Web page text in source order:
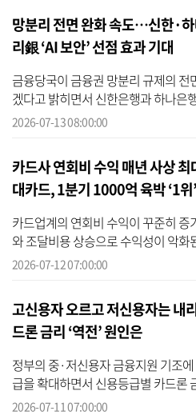
망분리 전면 완화 속도…신한·
리銀 ‘AI 보안’ 선점 효과 기대
금융당국이 금융권 망분리 규제의
겠다고 밝히면서 신한은행과 하나은
규제 완화 대상 금융사들이 인공지능
2026-07-13 08:00:00
카드사 연회비 수익 매년 사상
대카드, 1분기 1000억 육박 ‘1위’
카드업계의 연회비 수익이 꾸준히
와 조달비용 상승으로 수익성이 악
위해 고연회비 상품 경쟁을 강화한 영
2026-07-12 07:00:00
고신용자 오르고 저신용자는
드론 금리 ‘역전’ 원인은
정부의 중·저신용자 금융지원 기조
급을 확대하면서 신용등급별 카드론
달금리 상승으로 전체 대출금리 인상
2026-07-11 07:00:00